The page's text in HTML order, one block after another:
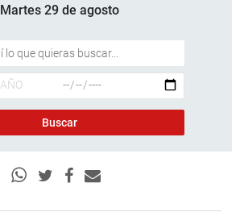
Martes 29 de agosto